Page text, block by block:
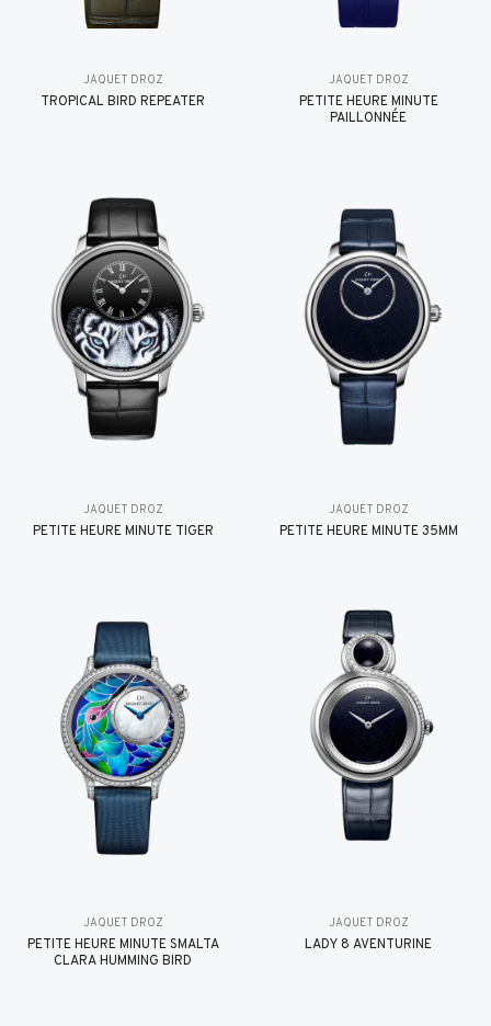
JAQUET DROZ
TROPICAL BIRD REPEATER
JAQUET DROZ
PETITE HEURE MINUTE
PAILLONNÉE
JAQUET DROZ
PETITE HEURE MINUTE TIGER
JAQUET DROZ
PETITE HEURE MINUTE 35MM
JAQUET DROZ
PETITE HEURE MINUTE SMALTA
CLARA HUMMING BIRD
JAQUET DROZ
LADY 8 AVENTURINE